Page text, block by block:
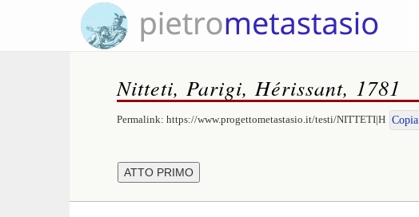
Nitteti, Parigi, Hérissant, 1781
Permalink: https://www.progettometastasio.it/testi/NITTETI|H Copia